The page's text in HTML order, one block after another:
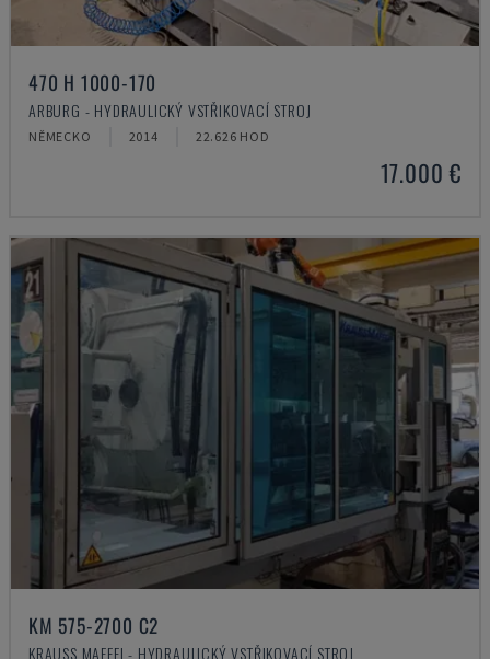
470 H 1000-170
ARBURG - HYDRAULICKÝ VSTŘIKOVACÍ STROJ
NĚMECKO 2014 22.626 HOD
17.000 €
KM 575-2700 C2
KRAUSS MAFFEI - HYDRAULICKÝ VSTŘIKOVACÍ STROJ